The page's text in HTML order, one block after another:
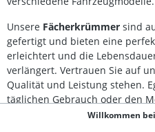
Motorsportteil – nicht
Edelstahl
Unsere Fächerkrümmer sind
gefertigt und bieten eine
erleichtert und die
verlängert. Vertrauen Sie auf
Qualität und Leistung stehen.
täglichen Gebrauch oder den
unsere Auswahl wird Ihren
Willkommen